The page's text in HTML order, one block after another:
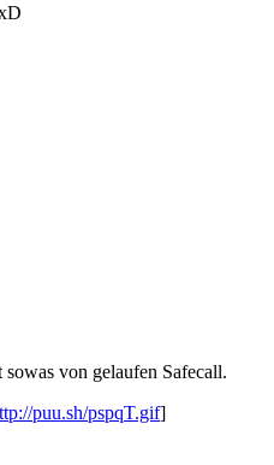
von gelaufen Safecall.
puu.sh/pspqT.gif]